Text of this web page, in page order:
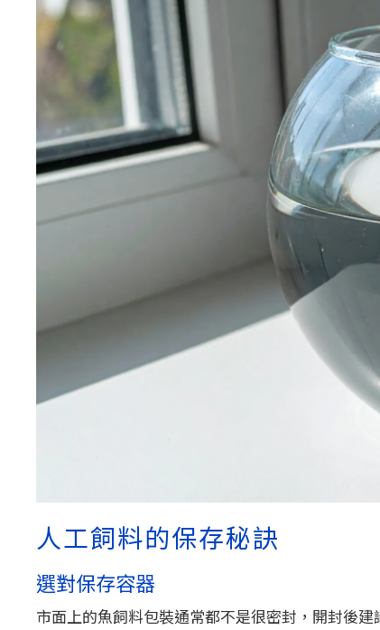
人工飼料的保存秘訣
選對保存容器
市面上的魚飼料包裝通常都不是很密封，開封後